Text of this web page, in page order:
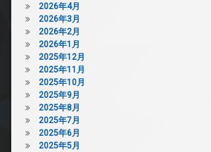
2026年4月
2026年3月
2026年2月
2026年1月
2025年12月
2025年11月
2025年10月
2025年9月
2025年8月
2025年7月
2025年6月
2025年5月